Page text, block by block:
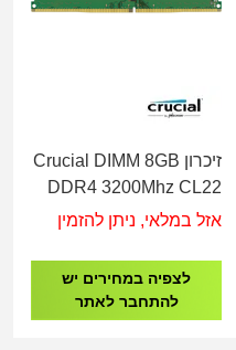
זיכרון Crucial DIMM 8GB
DDR4 3200Mhz CL22
אזל במלאי, ניתן להזמין
לצפיה במחירים יש
להתחבר לאתר